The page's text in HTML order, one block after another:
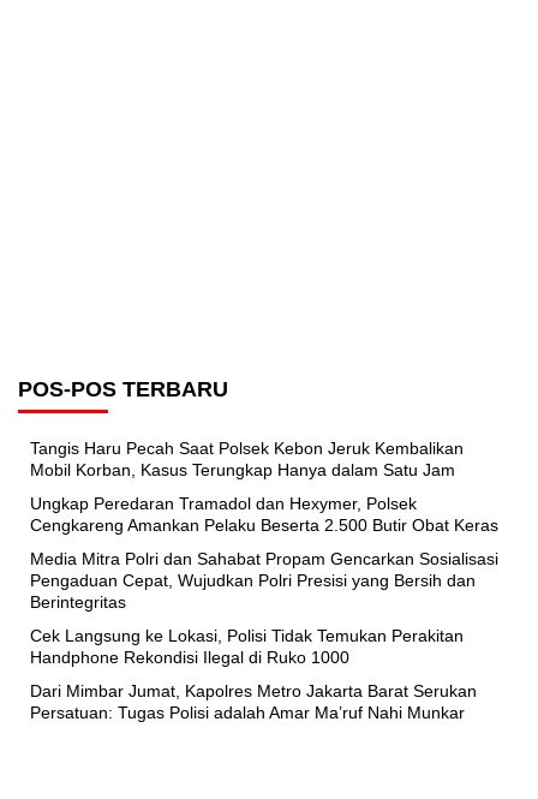
POS-POS TERBARU
Tangis Haru Pecah Saat Polsek Kebon Jeruk Kembalikan
Mobil Korban, Kasus Terungkap Hanya dalam Satu Jam
Ungkap Peredaran Tramadol dan Hexymer, Polsek
Cengkareng Amankan Pelaku Beserta 2.500 Butir Obat Keras
Media Mitra Polri dan Sahabat Propam Gencarkan Sosialisasi
Pengaduan Cepat, Wujudkan Polri Presisi yang Bersih dan
Berintegritas
Cek Langsung ke Lokasi, Polisi Tidak Temukan Perakitan
Handphone Rekondisi Ilegal di Ruko 1000
Dari Mimbar Jumat, Kapolres Metro Jakarta Barat Serukan
Persatuan: Tugas Polisi adalah Amar Ma’ruf Nahi Munkar